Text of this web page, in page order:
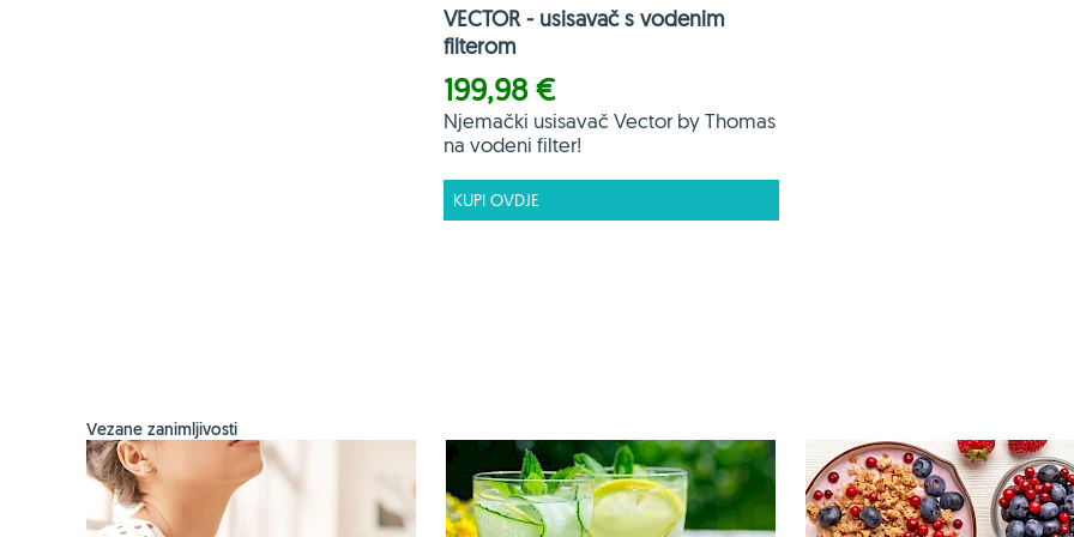
VECTOR - usisavač s vodenim
filterom
199,98 €
Njemački usisavač Vector by Thomas
na vodeni filter!
KUPI OVDJE
Vezane zanimljivosti